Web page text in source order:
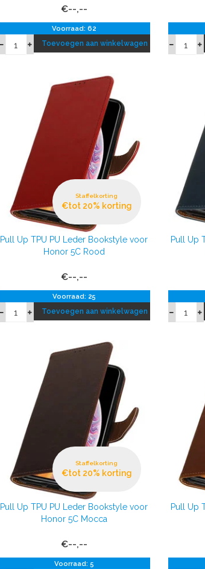
€--,--
Voorraad: 62
Toevoegen aan winkelwagen
Staffelkorting
€tot 20% korting
Pull Up TPU PU Leder Bookstyle voor
Honor 5C Rood
€--,--
Voorraad: 25
Toevoegen aan winkelwagen
Pull Up
Staffelkorting
€tot 20% korting
Pull Up TPU PU Leder Bookstyle voor
Honor 5C Mocca
€--,--
Voorraad: 5
Pull Up